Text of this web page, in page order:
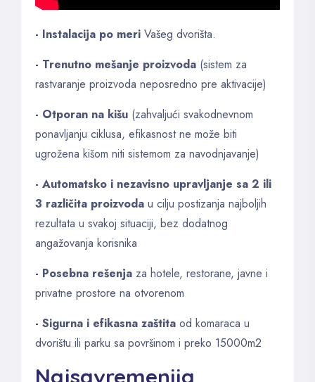
- Instalacija po meri Vašeg dvorišta.
- Trenutno mešanje proizvoda (sistem za
rastvaranje proizvoda neposredno pre aktivacije)
- Otporan na kišu (zahvaljući svakodnevnom
ponavljanju ciklusa, efikasnost ne može biti
ugrožena kišom niti sistemom za navodnjavanje)
- Automatsko i nezavisno upravljanje sa 2 ili
3 različita proizvoda u cilju postizanja najboljih
rezultata u svakoj situaciji, bez dodatnog
angažovanja korisnika
- Posebna rešenja za hotele, restorane, javne i
privatne prostore na otvorenom
- Sigurna i efikasna zaštita od komaraca u
dvorištu ili parku sa površinom i preko 15000m2
Najsavremenija